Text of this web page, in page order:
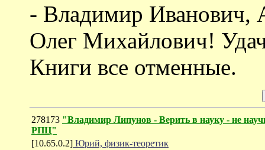
- Владимир Иванович,
Олег Михайлович!
Книги все отменные.
278173 "Владимир Липунов - Верить в науку - не
РПЦ"
[10.65.0.2] Юрий, физик-теоретик